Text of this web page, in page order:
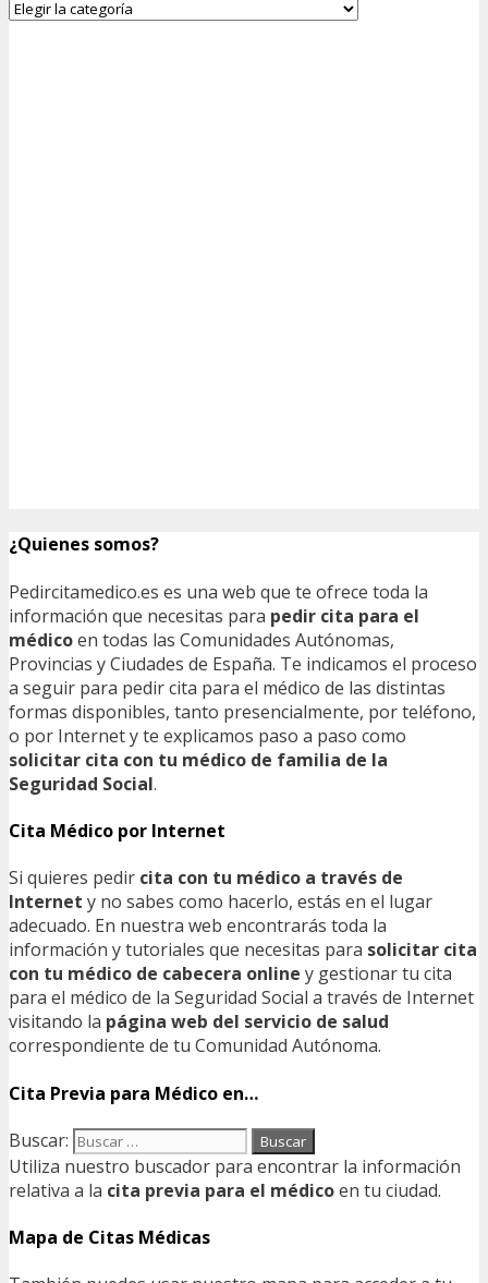
¿Quienes somos?
Pedircitamedico.es es una web que te ofrece toda la
información que necesitas para pedir cita para el
médicoen todas las Comunidades Autónomas,
Provincias y Ciudades de España. Te indicamos el proceso
a seguir para pedir cita para el médico de las distintas
formas disponibles, tanto presencialmente, por teléfono,
o por Internet y te explicamos paso a paso como
solicitar cita con tu médico de familia de la
Seguridad Social.
Cita Médico por Internet
Si quieres pedir cita con tu médico a través de
Internet y no sabes como hacerlo, estás en el lugar
adecuado. En nuestra web encontrarás toda la
información y tutoriales que necesitas para solicitar cita
con tu médico de cabecera online y gestionar tu cita
para el médico de la Seguridad Social a través de Internet
visitando la página web del servicio de salud
correspondiente de tu Comunidad Autónoma.
Cita Previa para Médico en…
Buscar:
Utiliza nuestro buscador para encontrar la información
relativa a la cita previa para el médicoen tu ciudad.
Mapa de Citas Médicas